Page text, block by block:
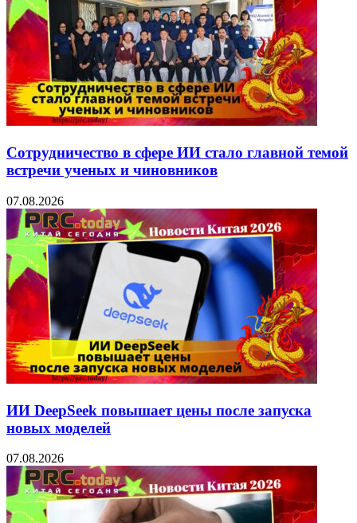
Сотрудничество в сфере ИИ стало главной темой
встречи ученых и чиновников
07.08.2026
ИИ DeepSeek повышает цены после запуска
новых моделей
07.08.2026